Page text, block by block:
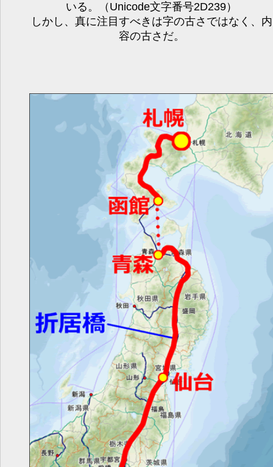
いる。（Unicode文字番号2D239）
しかし、真に注目すべきは字の古さではなく、内
容の古さだ。